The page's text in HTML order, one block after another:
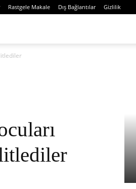
Rastgele Makale Dış Bağlantılar Gizlilik